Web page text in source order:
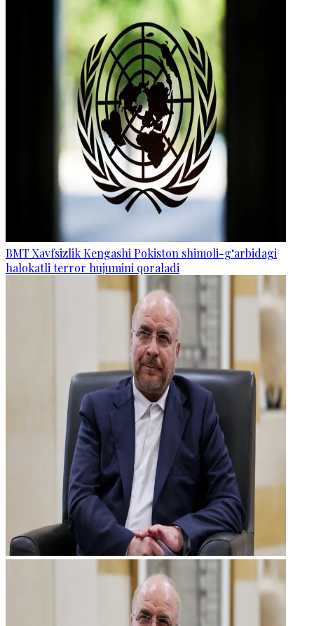
BMT Xavfsizlik Kengashi Pokiston shimoli-g‘arbidagi
halokatli terror hujumini qoraladi